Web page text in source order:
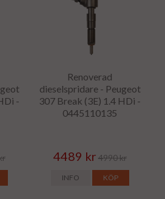
-
Renoverad
dieselspridare - Peugeot
307 Break (3E) 1.4 HDi -
0445110135
4489 kr 4990 kr
INFO KÖP